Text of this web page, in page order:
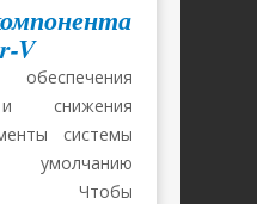
V
и снижения
системы
Чтобы